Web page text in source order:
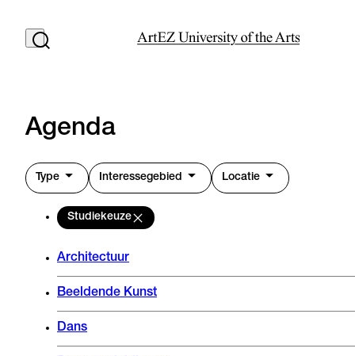
Agenda
Type Interessegebied Locatie
Studiekeuze
Architectuur
Beeldende Kunst
Dans